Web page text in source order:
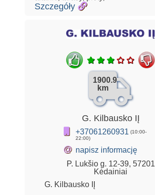
Szczegóły
1900.9
km
G. Kilbausko IĮ
+37061260931 (10:00-
22:00)
@ napisz informację
P. Lukšio g. 12-39, 57201
Kėdainiai
G. Kilbausko IĮ